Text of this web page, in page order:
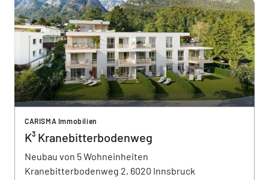
CARISMA Immobilien
K³ Kranebitterbodenweg
Neubau von 5 Wohneinheiten
Kranebitterbodenweg 2, 6020 Innsbruck